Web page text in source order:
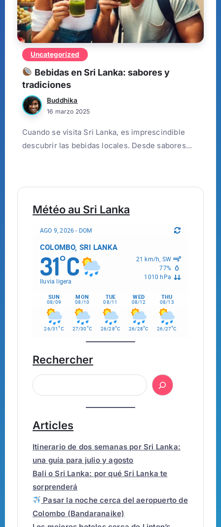
Uncategorized
Bebidas en Sri Lanka: sabores y
tradiciones
Buddhika
16 marzo 2025
Cuando se visita Sri Lanka, es imprescindible
descubrir las bebidas locales. Desde sabores...
Météo au Sri Lanka
AGO 9, 2026 - DOM
COLOMBO, SRI LANKA
31°C
lluvia ligera
21 km/h, SW
77%
1010 hPa
SUN
08/09
MON
08/10
TUE
08/11
WED
08/12
THU
08/13
26/31°C 27/30°C 26/28°C 26/28°C 26/27°C
Rechercher
Articles
Itinerario de dos semanas por Sri Lanka:
una guía para julio y agosto
Bali o Sri Lanka: por qué Sri Lanka te
sorprenderá
Pasar la noche cerca del aeropuerto de
Colombo (Bandaranaike)